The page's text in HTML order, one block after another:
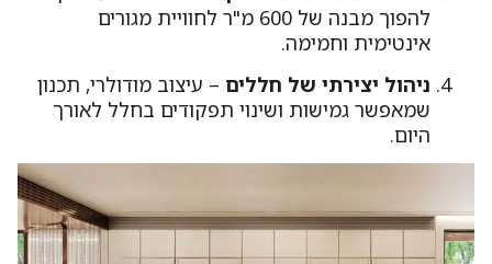
להפוך מבנה של 600 מ"ר לחוויית מגורים
אינטימית וחמימה.
ניהול יצירתי של חללים– עיצוב מודולרי, תכנון
שמאפשר גמישות ושינוי תפקודים בחלל לאורך
היום.